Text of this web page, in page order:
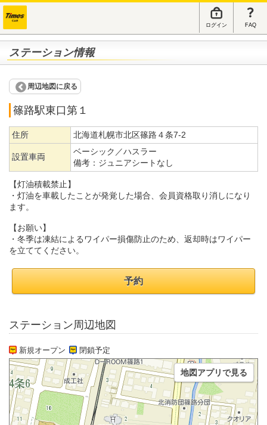
ログイン FAQ
ステーション情報
周辺地図に戻る
篠路駅東口第１
住所 北海道札幌市北区篠路４条7-2
設置車両
ベーシック／ハスラー
備考： ジュニアシートなし
【灯油積載禁止】
・灯油を車載したことが発覚した場合、会員資格取り消しになり
ます。
【お願い】
・冬季は凍結によるワイパー損傷防止のため、返却時はワイパー
を立ててください。
予約
ステーション周辺地図
新規オープン 閉鎖予定
地図アプリで見る